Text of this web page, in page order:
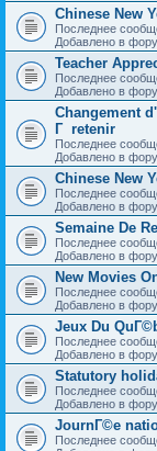
Chinese New
Последнее
Добавлено в
Teacher
Последнее
Добавлено в
Changement
Г retenir
Последнее
Добавлено в
Chinese New
Последнее
Добавлено в
Semaine De
Последнее
Добавлено в
New Movies
Последнее
Добавлено в
Jeux Du
Последнее
Добавлено в
Statutory
Последнее
Добавлено в
JournГ©e
Последнее